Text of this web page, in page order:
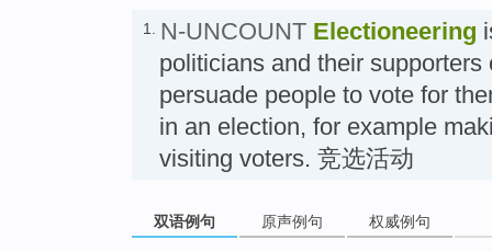
1. N-UNCOUNT Electioneering
politicians and their supporters
persuade people to vote for
in an election, for example
visiting voters. 竞选活动
双语例句 原声例句 权威例句